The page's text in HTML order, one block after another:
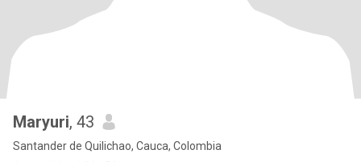
Maryuri, 43
Santander de Quilichao, Cauca, Colombia